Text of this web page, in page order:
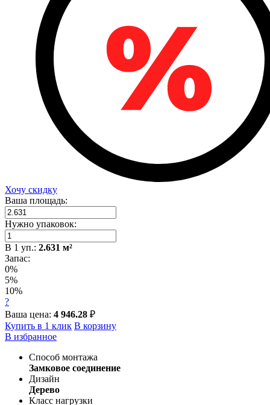
Хочу скидку
Ваша площадь:
Нужно упаковок:
В 1 уп.: 2.631 м²
Запас:
0%
5%
10%
?
Ваша цена: 4 946.28 ₽
Купить в 1 клик В корзину
В избранное
Способ монтажа
Замковое соединение
Дизайн
Дерево
Класс нагрузки